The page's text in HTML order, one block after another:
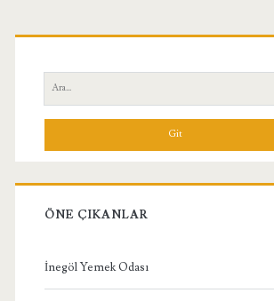
Birincil
Yan
Menü
Ara:
ÖNE ÇIKANLAR
İnegöl Yemek Odası